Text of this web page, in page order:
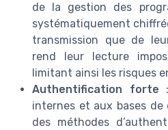
de la gestion des
systématiquement
transmission que de
rend leur lecture
limitant ainsi les risques
Authentification forte
internes et aux bases
des méthodes